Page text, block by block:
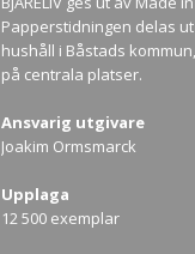
Papperstidningen delas
hushåll i Båstads
på centrala platser.
Ansvarig utgivare
Joakim Ormsmarck
Upplaga
12 500 exemplar